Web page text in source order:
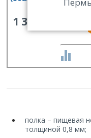
1 316
полка – пищевая
толщиной 0,8 мм;